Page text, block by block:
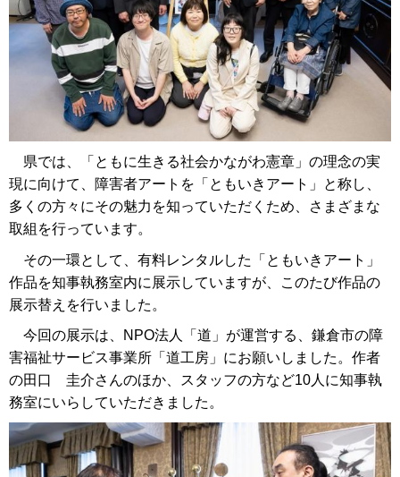
県では、「ともに生きる社会かながわ憲章」の理念の実
現に向けて、障害者アートを「ともいきアート」と称し、
多くの方々にその魅力を知っていただくため、さまざまな
取組を行っています。
その一環として、有料レンタルした「ともいきアート」
作品を知事執務室内に展示していますが、このたび作品の
展示替えを行いました。
今回の展示は、NPO法人「道」が運営する、鎌倉市の障
害福祉サービス事業所「道工房」にお願いしました。作者
の田口 圭介さんのほか、スタッフの方など10人に知事執
務室にいらしていただきました。